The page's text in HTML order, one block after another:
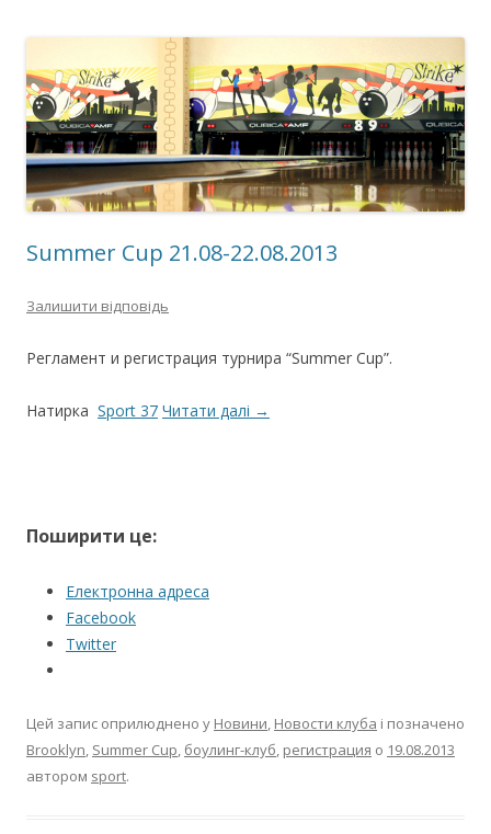
Summer Cup 21.08-22.08.2013
Залишити відповідь
Регламент и регистрация турнира “Summer Cup”.
Натирка Sport 37 Читати далі →
Поширити це:
Електронна адреса
Facebook
Twitter
Цей запис оприлюднено у Новини, Новости клуба і позначено
Brooklyn, Summer Cup, боулинг-клуб, регистрация о 19.08.2013
автором sport.